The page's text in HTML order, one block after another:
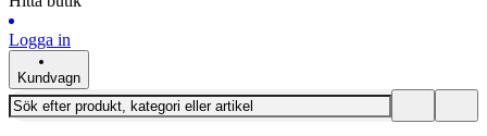
Logga in
Kundvagn